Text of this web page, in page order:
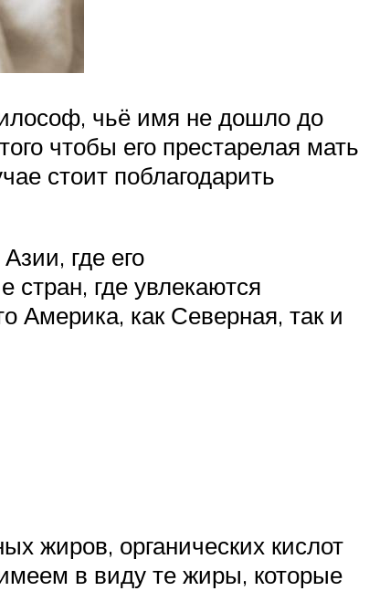
чьё имя не дошло до
чтобы его престарелая мать
стоит поблагодарить
где его
стран, где увлекаются
Америка, как Северная, так и
жиров, органических кислот
в виду те жиры, которые